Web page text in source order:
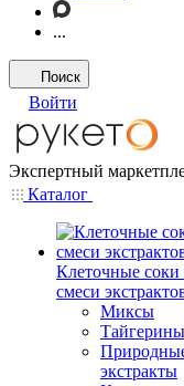
...
Поиск
Войти
Экспертный
Каталог
Клеточные соки
смеси
Миксы
Тайгерины
экстракты